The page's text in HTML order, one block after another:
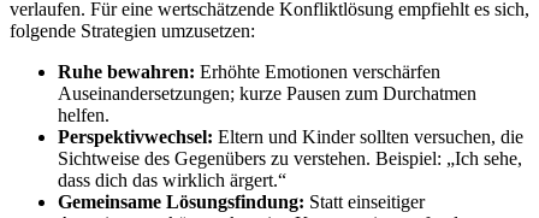
verlaufen. Für eine wertschätzende Konfliktlösung empfiehlt es sich,
folgende Strategien umzusetzen:
Ruhe bewahren: Erhöhte Emotionen verschärfen
Auseinandersetzungen; kurze Pausen zum Durchatmen
helfen.
Perspektivwechsel: Eltern und Kinder sollten versuchen, die
Sichtweise des Gegenübers zu verstehen. Beispiel: „Ich sehe,
dass dich das wirklich ärgert.“
Gemeinsame Lösungsfindung: Statt einseitiger